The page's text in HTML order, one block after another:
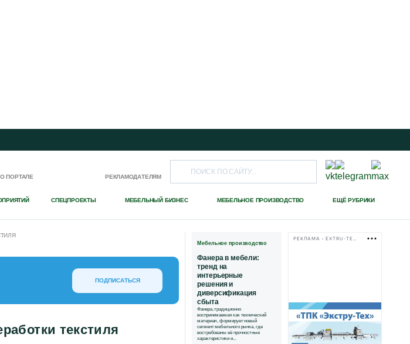
ПОРТАЛЕ РЕКЛАМОДАТЕЛЯМ
СПЕЦПРОЕКТЫ МЕБЕЛЬНЫЙ БИЗНЕС МЕБЕЛЬНОЕ ПРОИЗВОДСТВО ЕЩЁ РУБРИКИ
ПОДПИСАТЬСЯ
текстиля
Мебельное производство
Фанера в мебели:
тренд на
интерьерные
решения и
диверсификация
сбыта
Фанера, традиционно
воспринимаемая как технический
материал, формирует новый
сегмент мебельного рынка, где
востребованы её прочностные
характеристики и...